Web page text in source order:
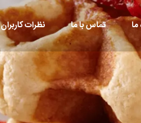
ما تماس با ما نظرات کاربران